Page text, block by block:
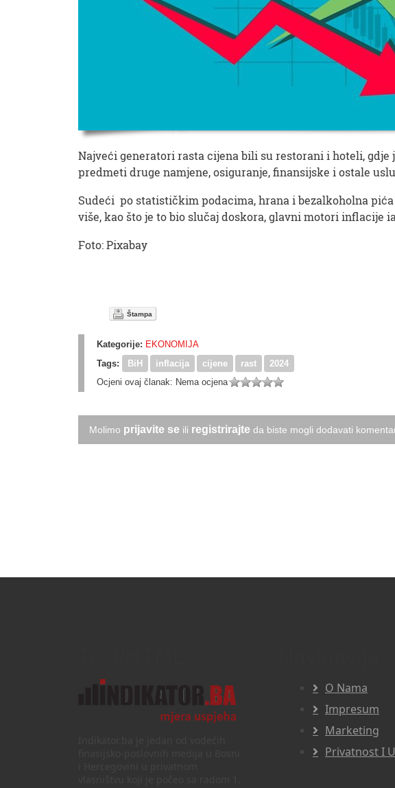
Najveći generatori rasta cijena bili su restorani i hoteli,
predmeti druge namjene, osiguranje, finansijske i ostale
Sudeći po statističkim podacima, hrana i bezalkoholna pića
više, kao što je to bio slučaj doskora, glavni motori inflacije
Foto: Pixabay
Štampa
Kategorije: EKONOMIJA
Tags:
BiH inflacija cijene rast
2024
Ocjeni ovaj članak: Nema ocjena
Molimo prijavite se ili registrirajte da biste mogli dodavati
O Nama
Impresum
Marketing
Privatnost I